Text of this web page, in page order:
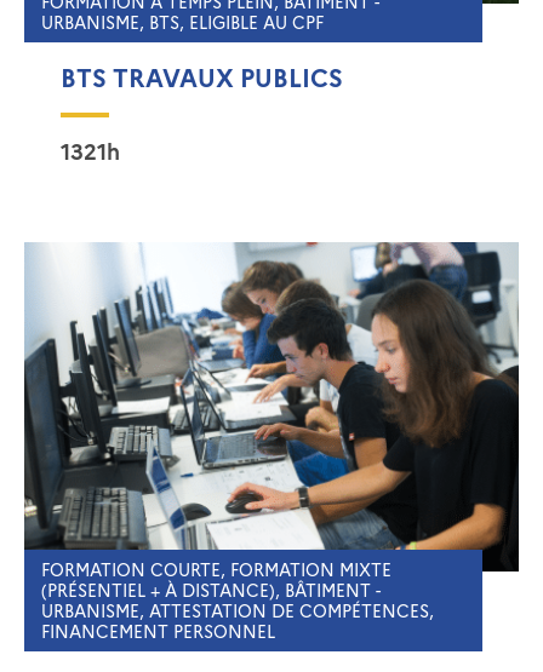
URBANISME, BTS, ELIGIBLE AU CPF
BTS TRAVAUX PUBLICS
1321h
FORMATION COURTE, FORMATION MIXTE
(PRÉSENTIEL + À DISTANCE), BÂTIMENT -
URBANISME, ATTESTATION DE COMPÉTENCES,
FINANCEMENT PERSONNEL